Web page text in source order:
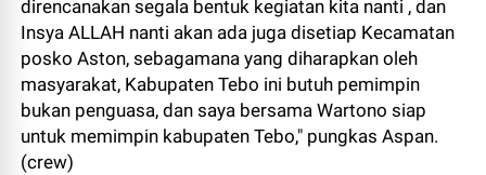
direncanakan segala bentuk kegiatan kita nanti , dan
Insya ALLAH nanti akan ada juga disetiap Kecamatan
posko Aston, sebagamana yang diharapkan oleh
masyarakat, Kabupaten Tebo ini butuh pemimpin
bukan penguasa, dan saya bersama Wartono siap
untuk memimpin kabupaten Tebo," pungkas Aspan.
(crew)